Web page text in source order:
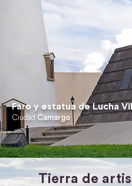
Faro y estatua de Lucha
Ciudad Camargo
Tierra de